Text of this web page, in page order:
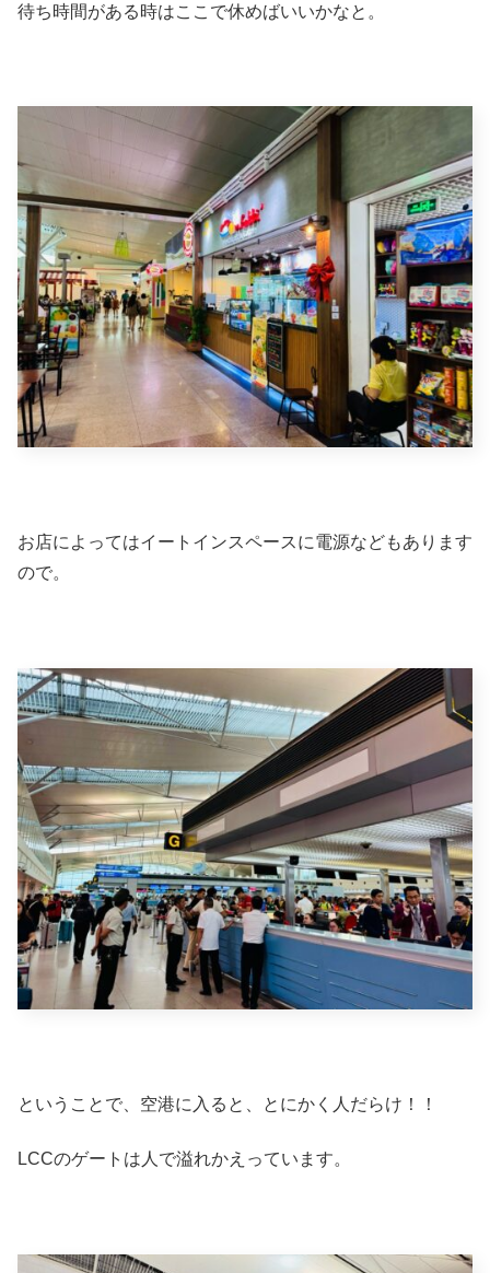
待ち時間がある時はここで休めばいいかなと。
お店によってはイートインスペースに電源などもあります
ので。
ということで、空港に入ると、とにかく人だらけ！！
LCCのゲートは人で溢れかえっています。